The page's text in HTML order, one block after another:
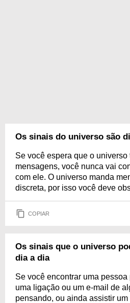
Os sinais do universo são
Se você espera que o
mensagens, você nunca vai
com ele. O universo manda
discreta, por isso você deve
COPIAR
Os sinais que o universo
dia a dia
Se você encontrar uma
uma ligação ou um e-mail de
pensando, ou ainda assistir